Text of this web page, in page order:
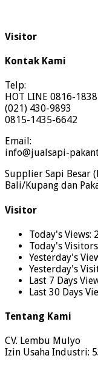
Visitor
Kontak Kami
Telp:
HOT LINE 0816-
(021) 430-9893
0815-1435-6642
Email:
info@jualsapi-
Supplier Sapi Besar
Bali/Kupang dan
Visitor
Today's Views:
Today's
Yesterday's
Yesterday's
Last 7 Days
Last 30 Days
Tentang Kami
CV. Lembu Mulyo
Izin Usaha Industri: